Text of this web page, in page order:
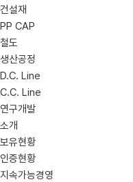
건설재
PP CAP
철도
생산공정
D.C. Line
C.C. Line
연구개발
소개
보유현황
인증현황
지속가능경영